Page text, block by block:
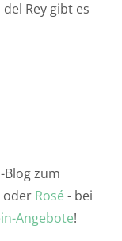
Rey gibt es
zum
oder Rosé - bei
Angebote!